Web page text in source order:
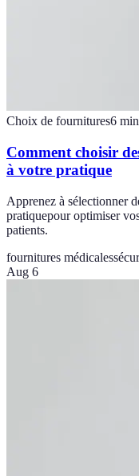
Choix de fournitures6 min
Comment choisir
à votre pratique
Apprenez à sélectionner
pratiquepour optimiser
patients.
fournitures médicales
Aug 6